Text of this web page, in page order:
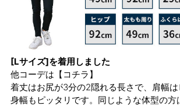
[Lサイズ]を着用しました
他コーデは 【コチラ】
着丈はお尻が3分の2隠れる長さで、肩幅は
身幅もピッタリです。同じような体型の方